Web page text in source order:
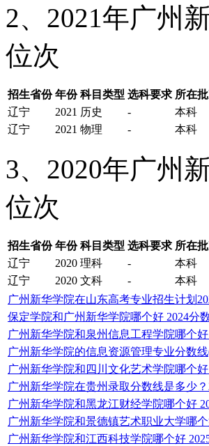
2、2021年广州
位次
招生省份 年份 科目类型 选科要求 所在
辽宁
2021 历史 - 本科
辽宁
2021 物理 - 本科
3、2020年广州
位次
招生省份 年份 科目类型 选科要求 所在
辽宁
2020 理科 - 本科
辽宁
2020 文科 - 本科
广州新华学院在山东高考专业招生计划
保定学院和广州新华学院哪个好 2024分
广州新华学院和泉州信息工程学院哪个
广州新华学院的信息资源管理专业分数
广州新华学院和四川文化艺术学院哪个
广州新华学院在贵州录取分数线是多少
广州新华学院和黑龙江财经学院哪个好
广州新华学院和景德镇艺术职业大学哪
广州新华学院和江西科技学院哪个好